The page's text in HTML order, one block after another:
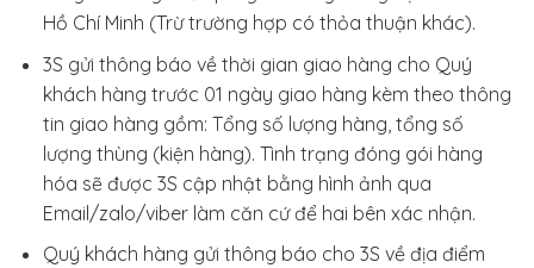
Hồ Chí Minh (Trừ trường hợp có thỏa thuận khác).
3S gửi thông báo về thời gian giao hàng cho Quý
khách hàng trước 01 ngày giao hàng kèm theo thông
tin giao hàng gồm: Tổng số lượng hàng, tổng số
lượng thùng (kiện hàng). Tình trạng đóng gói hàng
hóa sẽ được 3S cập nhật bằng hình ảnh qua
Email/zalo/viber làm căn cứ để hai bên xác nhận.
Quý khách hàng gửi thông báo cho 3S về địa điểm